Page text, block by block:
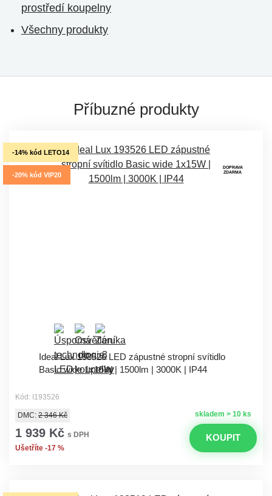
prostředí koupelny
Všechny produkty
Příbuzné produkty
-14% kód LETO14
-20% kód VIP20
DOPRAVA
ZDARMA
Ideal Lux 193526 LED zápustné stropní svítidlo
Basic wide 1x15W | 1500lm | 3000K | IP44
Kód: I193526
skladem > 10 ks
DMC: 2 346 Kč
1 939 Kč s DPH
Ušetříte -17 %
KOUPIT